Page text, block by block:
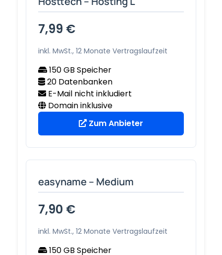
7,99 €
inkl. MwSt., 12 Monate Vertragslaufzeit
150 GB Speicher
20 Datenbanken
E-Mail nicht inkludiert
Domain inklusive
Zum Anbieter
easyname – Medium
7,90 €
inkl. MwSt., 12 Monate Vertragslaufzeit
150 GB Speicher